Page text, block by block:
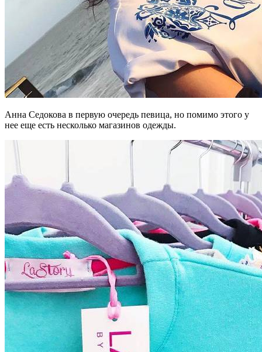
Анна Седокова в первую очередь певица, но помимо этого у
нее еще есть несколько магазинов одежды.